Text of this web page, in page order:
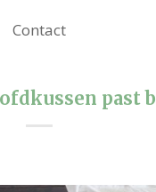
Contact
past